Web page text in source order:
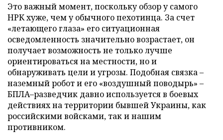
Это важный момент, поскольку обзор у самого
НРК хуже, чем у обычного пехотинца. За счет
«летающего глаза» его ситуационная
осведомленность значительно возрастает, он
получает возможность не только лучше
ориентироваться на местности, но и
обнаруживать цели и угрозы. Подобная связка –
наземный робот и его «воздушный поводырь» –
БПЛА–разведчик давно используется в боевых
действиях на территории бывшей Украины, как
российскими войсками, так и нашим
противником.